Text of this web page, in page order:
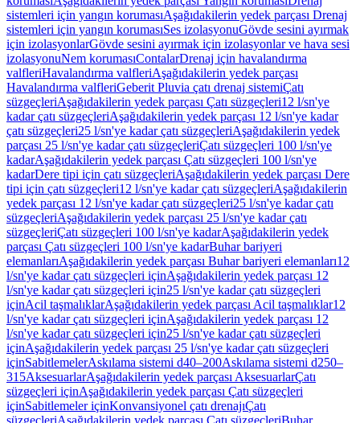
sistemleri için yangın korumasıAşağıdakilerin yedek parçası Drenaj
sistemleri için yangın korumasıSes izolasyonuGövde sesini ayırmak
için izolasyonlarGövde sesini ayırmak için izolasyonlar ve hava sesi
izolasyonuNem korumasıContalarDrenaj için havalandırma
valfleriHavalandırma valfleriAşağıdakilerin yedek parçası
Havalandırma valfleriGeberit Pluvia çatı drenaj sistemiÇatı
süzgeçleriAşağıdakilerin yedek parçası Çatı süzgeçleri12 l/sn'ye
kadar çatı süzgeçleriAşağıdakilerin yedek parçası 12 l/sn'ye kadar
çatı süzgeçleri25 l/sn'ye kadar çatı süzgeçleriAşağıdakilerin yedek
parçası 25 l/sn'ye kadar çatı süzgeçleriÇatı süzgeçleri 100 l/sn'ye
kadarAşağıdakilerin yedek parçası Çatı süzgeçleri 100 l/sn'ye
kadarDere tipi için çatı süzgeçleriAşağıdakilerin yedek parçası Dere
tipi için çatı süzgeçleri12 l/sn'ye kadar çatı süzgeçleriAşağıdakilerin
yedek parçası 12 l/sn'ye kadar çatı süzgeçleri25 l/sn'ye kadar çatı
süzgeçleriAşağıdakilerin yedek parçası 25 l/sn'ye kadar çatı
süzgeçleriÇatı süzgeçleri 100 l/sn'ye kadarAşağıdakilerin yedek
parçası Çatı süzgeçleri 100 l/sn'ye kadarBuhar bariyeri
elemanlarıAşağıdakilerin yedek parçası Buhar bariyeri elemanları12
l/sn'ye kadar çatı süzgeçleri içinAşağıdakilerin yedek parçası 12
l/sn'ye kadar çatı süzgeçleri için25 l/sn'ye kadar çatı süzgeçleri
içinAcil taşmalıklarAşağıdakilerin yedek parçası Acil taşmalıklar12
l/sn'ye kadar çatı süzgeçleri içinAşağıdakilerin yedek parçası 12
l/sn'ye kadar çatı süzgeçleri için25 l/sn'ye kadar çatı süzgeçleri
içinAşağıdakilerin yedek parçası 25 l/sn'ye kadar çatı süzgeçleri
içinSabitlemelerAskılama sistemi d40–200Askılama sistemi d250–
315AksesuarlarAşağıdakilerin yedek parçası AksesuarlarÇatı
süzgeçleri içinAşağıdakilerin yedek parçası Çatı süzgeçleri
içinSabitlemeler içinKonvansiyonel çatı drenajıÇatı
süzgeçleriAşağıdakilerin yedek parçası Çatı süzgeçleriBuhar